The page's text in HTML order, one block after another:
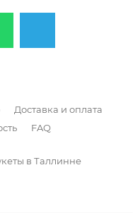
в Таллинне
Доставка и оплата
FAQ